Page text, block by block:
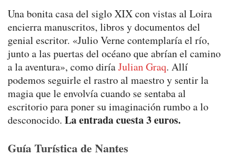
Una bonita casa del siglo XIX con vistas al Loira
encierra manuscritos, libros y documentos del
genial escritor. «Julio Verne contemplaría el río,
junto a las puertas del océano que abrían el camino
a la aventura», como diríaJulian Graq. Allí
podemos seguirle el rastro al maestro y sentir la
magia que le envolvía cuando se sentaba al
escritorio para poner su imaginación rumbo a lo
desconocido. La entrada cuesta 3 euros.
Guía Turística de Nantes